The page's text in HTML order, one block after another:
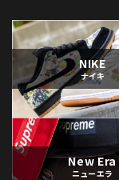
NIKE
ナイキ
New Era
ニューエラ